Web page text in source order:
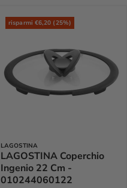
risparmi €6,20 (25%)
LAGOSTINA
LAGOSTINA Coperchio
Ingenio 22 Cm -
010244060122